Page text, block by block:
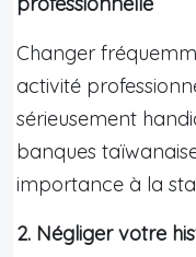
Changer
activité
sérieusement
banques
importance à la
2. Négliger votre